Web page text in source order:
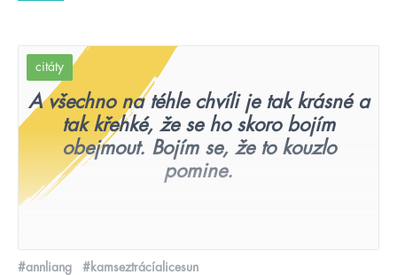
citáty
A všechno na téhle chvíli je tak krásné a
tak křehké, že se ho skoro bojím
obejmout. Bojím se, že to kouzlo
pomine.
#annliang #kamseztrácíalicesun